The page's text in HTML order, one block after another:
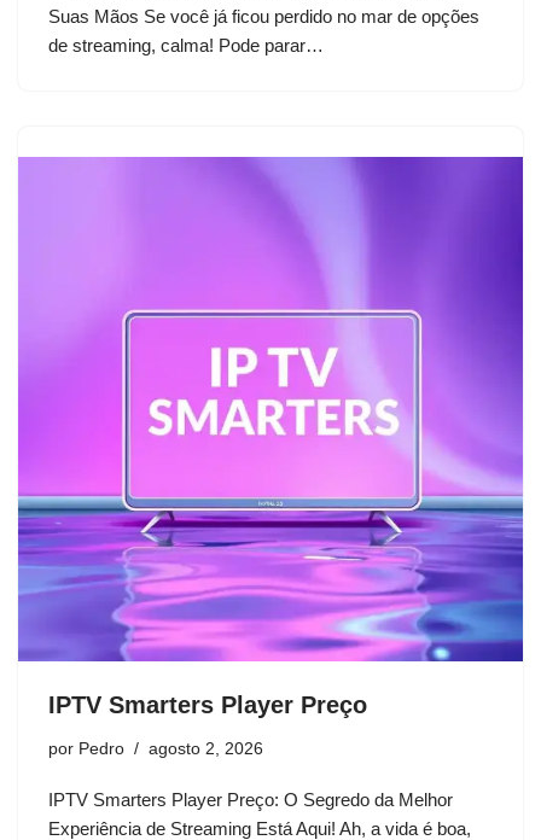
Suas Mãos Se você já ficou perdido no mar de opções
de streaming, calma! Pode parar…
IPTV Smarters Player Preço
por Pedro agosto 2, 2026
IPTV Smarters Player Preço: O Segredo da Melhor
Experiência de Streaming Está Aqui! Ah, a vida é boa,